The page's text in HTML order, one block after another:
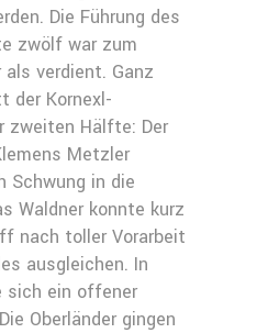
Die Führung des
zwölf war zum
verdient. Ganz
der Kornexl-
zweiten Hälfte: Der
Metzler
Schwung in die
Waldner konnte kurz
nach toller Vorarbeit
ausgleichen. In
sich ein offener
Oberländer gingen